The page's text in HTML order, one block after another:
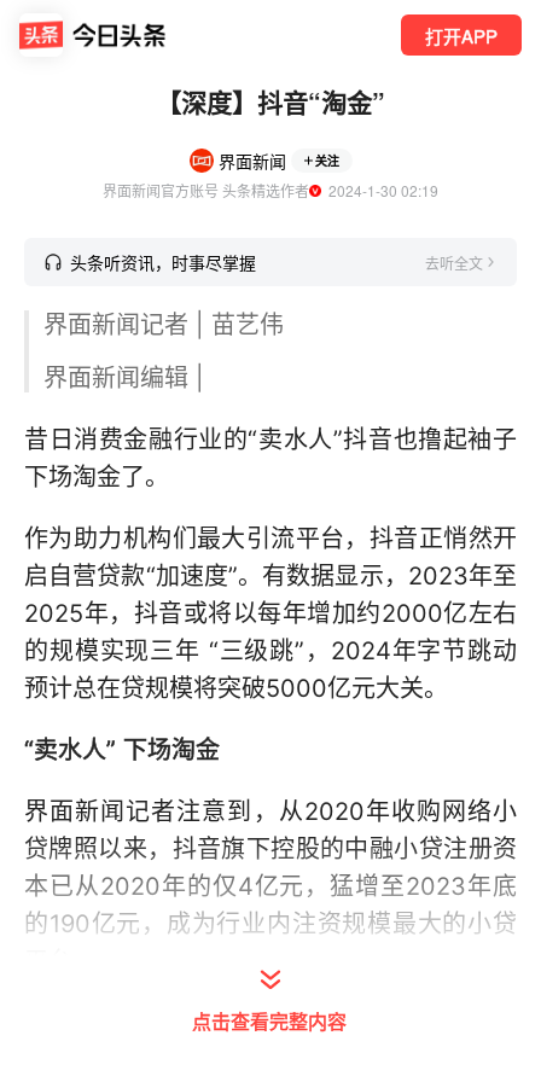
打开APP
【深度】抖音“淘金”
界面新闻 关注
界面新闻官方账号 头条精选作者
  2024-1-30 02:19
头条听资讯，时事尽掌握 去听全文
界面新闻记者 | 苗艺伟
界面新闻编辑 |
昔日消费金融行业的“卖水人”抖音也撸起袖子
下场淘金了。
作为助力机构们最大引流平台，抖音正悄然开
启自营贷款“加速度”。有数据显示，2023年至
2025年，抖音或将以每年增加约2000亿左右
的规模实现三年 “三级跳”，2024年字节跳动
预计总在贷规模将突破5000亿元大关。
“卖水人” 下场淘金
界面新闻记者注意到，从2020年收购网络小
贷牌照以来，抖音旗下控股的中融小贷注册资
本已从2020年的仅4亿元，猛增至2023年底
的190亿元，成为行业内注资规模最大的小贷
2023年6月，抖音官方披露，旗下自营品牌的
点击查看完整内容